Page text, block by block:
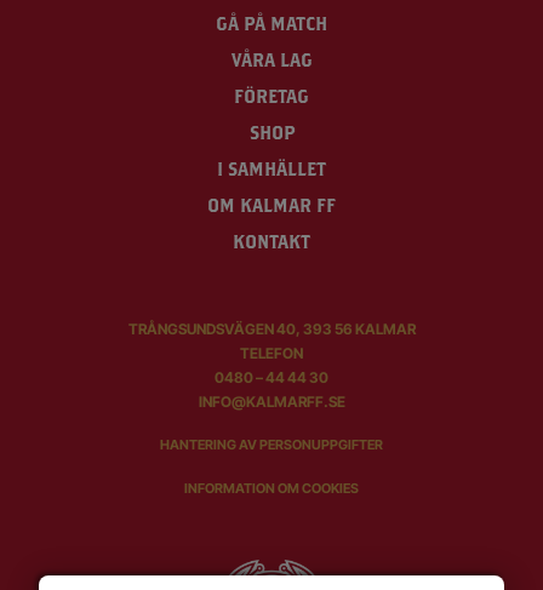
GÅ PÅ MATCH
VÅRA LAG
FÖRETAG
SHOP
I SAMHÄLLET
OM KALMAR FF
KONTAKT
TRÅNGSUNDSVÄGEN 40, 393 56 KALMAR
TELEFON
0480 – 44 44 30
INFO@KALMARFF.SE
HANTERING AV PERSONUPPGIFTER
INFORMATION OM COOKIES